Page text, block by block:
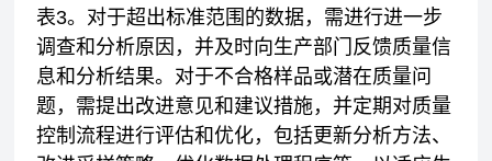
表3。对于超出标准范围的数据，需进行进一步
调查和分析原因，并及时向生产部门反馈质量信
息和分析结果。对于不合格样品或潜在质量问
题，需提出改进意见和建议措施，并定期对质量
控制流程进行评估和优化，包括更新分析方法、